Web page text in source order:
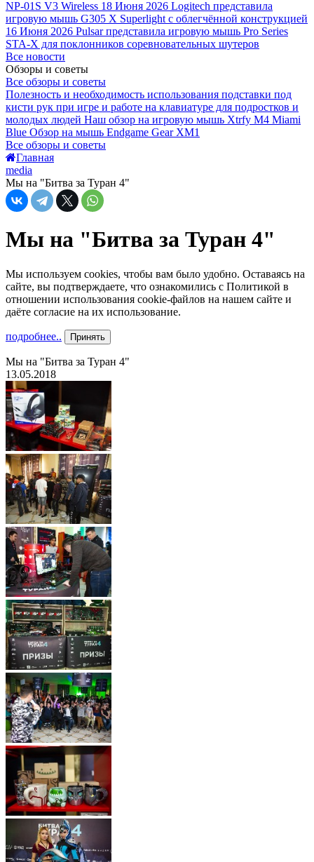
NP-01S V3 Wireless 18 Июня 2026 Logitech представила
игровую мышь G305 X Superlight с облегчённой конструкцией
16 Июня 2026 Pulsar представила игровую мышь Pro Series
STA-X для поклонников соревновательных шутеров
Все новости
Обзоры и советы
Все обзоры и советы
Полезность и необходимость использования подставки под
кисти рук при игре и работе на клавиатуре для подростков и
молодых людей Наш обзор на игровую мышь Xtrfy M4 Miami
Blue Обзор на мышь Endgame Gear XM1
Все обзоры и советы
Главная
media
Мы на "Битва за Туран 4"
Мы на "Битва за Туран 4"
Мы используем cookies, чтобы вам было удобно. Оставаясь на
сайте, вы подтверждаете, что ознакомились с Политикой в
отношении использования cookie-файлов на нашем сайте и
даёте согласие на их использование.
подробнее.. Принять
Мы на "Битва за Туран 4"
13.05.2018